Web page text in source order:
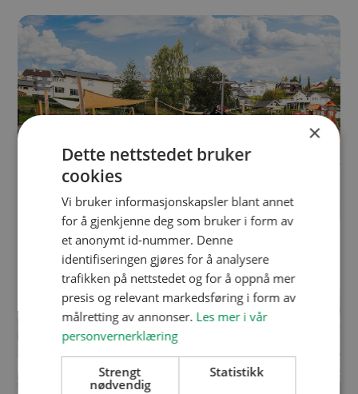
Etter
×
Dette nettstedet bruker
cookies
Vi bruker informasjonskapsler blant annet
for å gjenkjenne deg som bruker i form av
et anonymt id-nummer. Denne
identifiseringen gjøres for å analysere
trafikken på nettstedet og for å oppnå mer
presis og relevant markedsføring i form av
målretting av annonser. Les mer i vår
personvernerklæring
Strengt
nødvendig
Statistikk